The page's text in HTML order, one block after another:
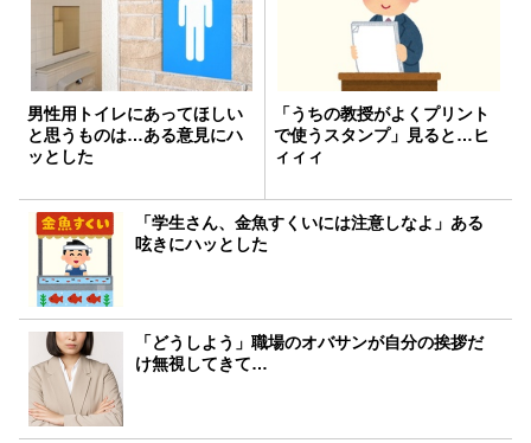
男性用トイレにあってほしい
と思うものは…ある意見にハ
ッとした
「うちの教授がよくプリント
で使うスタンプ」見ると…ヒ
ィィィ
「学生さん、金魚すくいには注意しなよ」ある
呟きにハッとした
「どうしよう」職場のオバサンが自分の挨拶だ
け無視してきて…